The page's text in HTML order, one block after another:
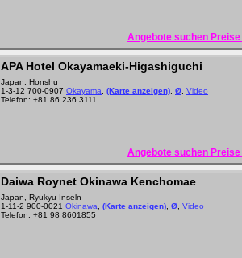
Angebote suchen
APA Hotel Okayamaeki-Higashiguchi
Japan, Honshu
1-3-12 700-0907 Okayama (Karte anzeigen) Ø Video
Telefon: +81 86 236 3111
Angebote suchen
Daiwa Roynet Okinawa Kenchomae
Japan, Ryukyu-Inseln
1-11-2 900-0021 Okinawa (Karte anzeigen) Ø Video
Telefon: +81 98 8601855